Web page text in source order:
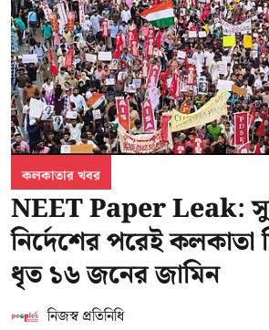
কলকাতার খবর
NEET Paper Leak:
নির্দেশের পরেই কলকাতা
ধৃত ১৬ জনের জামিন
নিজস্ব প্রতিনিধি